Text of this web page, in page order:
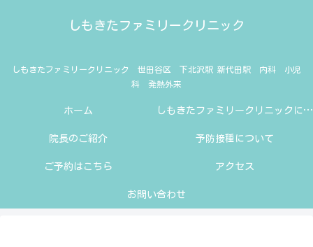
しもきたファミリークリニック
しもきたファミリークリニック 世田谷区 下北沢駅 新代田駅 内科 小児
科 発熱外来
ホーム しもきたファミリークリニックにようこそ
院長のご紹介 予防接種について
ご予約はこちら アクセス
お問い合わせ